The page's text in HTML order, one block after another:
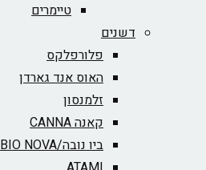
טיימרים
דשנים
פלורפלקס
האוס אנד גארדן
זלמנסון
קאנה CANNA
ביו נובה/BIO NOVA‏